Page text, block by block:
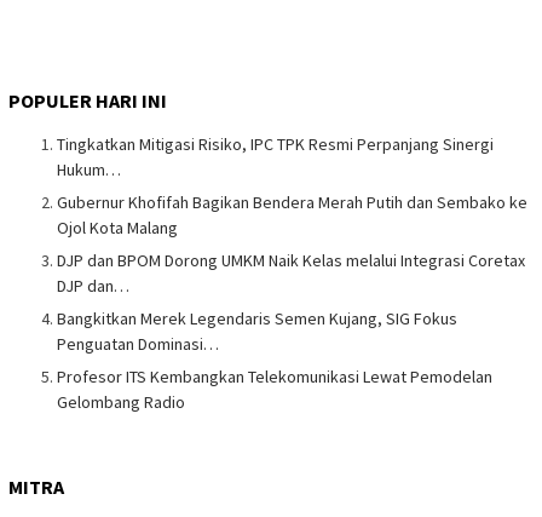
POPULER HARI INI
Tingkatkan Mitigasi Risiko, IPC TPK Resmi Perpanjang Sinergi
Hukum…
Gubernur Khofifah Bagikan Bendera Merah Putih dan Sembako ke
Ojol Kota Malang
DJP dan BPOM Dorong UMKM Naik Kelas melalui Integrasi Coretax
DJP dan…
Bangkitkan Merek Legendaris Semen Kujang, SIG Fokus
Penguatan Dominasi…
Profesor ITS Kembangkan Telekomunikasi Lewat Pemodelan
Gelombang Radio
MITRA